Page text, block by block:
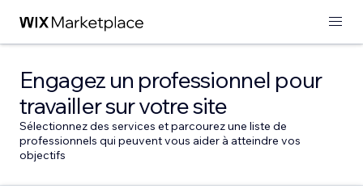
Engagez un professionnel pour
travailler sur votre site
Sélectionnez des services et parcourez une liste de
professionnels qui peuvent vous aider à atteindre vos
objectifs